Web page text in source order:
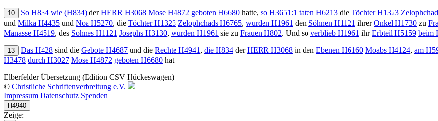
10 So H834 wie (H834) derHERR H3068 Mose H4872 geboten H6680 hatte, so H3651:1 taten H6213 die TöchterH1323
und Milka H4435 und Noa H5270, die TöchterH1323 Zelophchads H6765, wurden H1961 den Söhnen H1121 ihrerOnkel H1730 zu
Manasse H4519, des Sohnes H1121 Josephs H3130, wurden H1961 sie zu Frauen H802. Und so verblieb H1961 ihrErbteil H5159 beim
13 Das H428 sind die Gebote H4687 und die Rechte H4941 , die H834 derHERR H3068 in den Ebenen H6160 Moabs H4124, am
H3478 durch H3027 Mose H4872 geboten H6680 hat.
Elberfelder Übersetzung (Edition CSV Hückeswagen)
© Christliche Schriftenverbreitung e.V.
Impressum Datenschutz Spenden
H4940
Zeige: